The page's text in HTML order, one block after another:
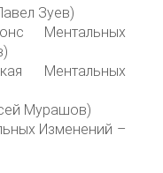
Зуев)
Ментальных
Ментальных
Мурашов)
Изменений –